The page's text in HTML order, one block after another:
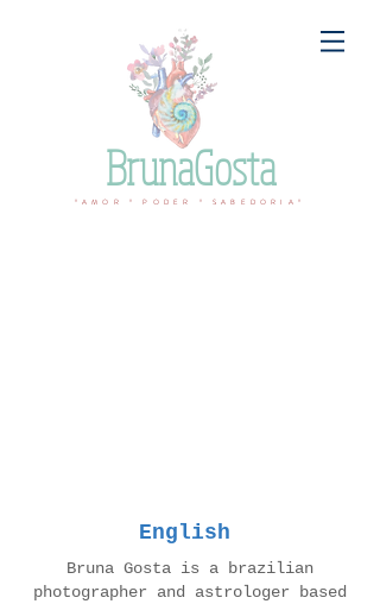
BrunaGosta
ºAMOR º PODER º SABEDORIAº
English
Bruna Gosta is a brazilian
photographer and astrologer based